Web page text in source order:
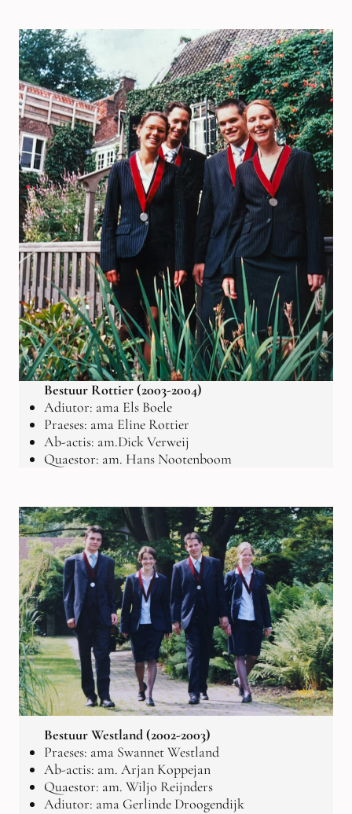
Bestuur Rottier (2003-2004)
Adiutor: ama Els Boele
Praeses: ama Eline Rottier
Ab-actis: am.Dick Verweij
Quaestor: am. Hans Nootenboom
Bestuur Westland (2002-2003)
Praeses: ama Swannet Westland
Ab-actis: am. Arjan Koppejan
Quaestor: am. Wiljo Reijnders
Adiutor: ama Gerlinde Droogendijk